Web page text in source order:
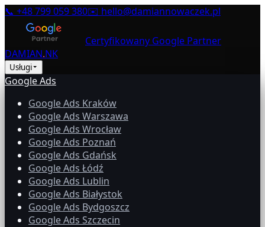
📞 +48 799 059 380✉️ hello@damiannowaczek.pl
Certyfikowany Google Partner
DAMIAN.NK
Usługi
Google Ads
Google Ads Kraków
Google Ads Warszawa
Google Ads Wrocław
Google Ads Poznań
Google Ads Gdańsk
Google Ads Łódź
Google Ads Lublin
Google Ads Białystok
Google Ads Bydgoszcz
Google Ads Szczecin